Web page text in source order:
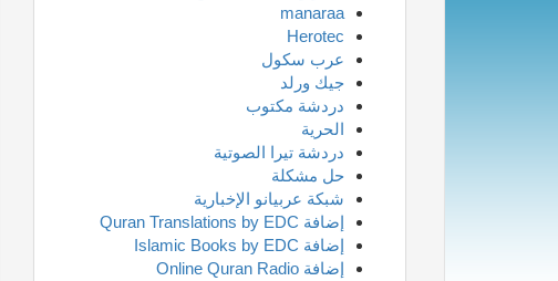
manaraa
Herotec
عرب سكول
جيك ورلد
دردشة مكتوب
الحرية
دردشة تيرا الصوتية
حل مشكلة
شبكة عربيانو الإخبارية
إضافة Quran Translations by EDC
إضافة Islamic Books by EDC
إضافة Online Quran Radio